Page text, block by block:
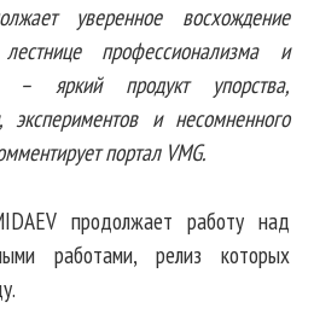
уверенное восхождение
профессионализма и
– яркий продукт упорства,
экспериментов и несомненного
портал VMG.
продолжает работу над
работами, релиз которых